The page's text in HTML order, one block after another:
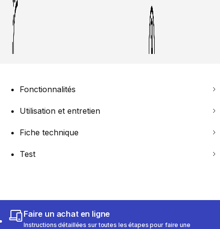
Fonctionnalités
Utilisation et entretien
Fiche technique
Test
Faire un achat en ligne
Instructions détaillées sur toutes les étapes pour faire une